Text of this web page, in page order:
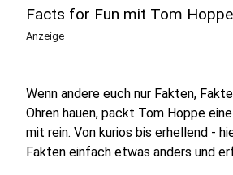
Facts for Fun mit Tom Hoppe
Anzeige
Wenn andere euch nur Fakten,
Ohren hauen, packt Tom Hoppe
mit rein. Von kurios bis erhellend -
Fakten einfach etwas anders und